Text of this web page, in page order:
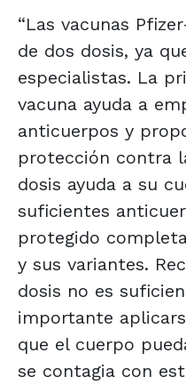
“Las vacunas
de dos dosis, ya
especialistas. La
vacuna ayuda a
anticuerpos y
protección contra
dosis ayuda a su
suficientes
protegido
y sus variantes.
dosis no es
importante
que el cuerpo
se contagia con